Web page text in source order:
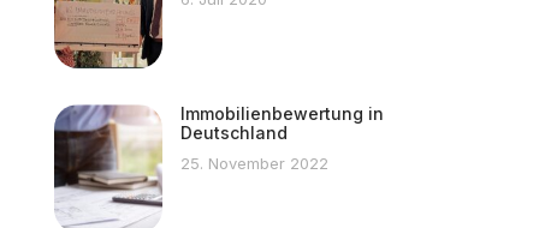
Immobilienbewertung in
Deutschland
25. November 2022